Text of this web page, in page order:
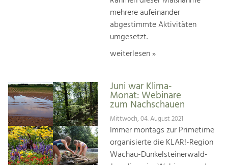
mehrere aufeinander
abgestimmte Aktivitäten
umgesetzt.
weiterlesen »
Juni war Klima-
Monat: Webinare
zum Nachschauen
Mittwoch, 04. August 2021
Immer montags zur Primetime
organisierte die KLAR!-Region
Wachau-Dunkelsteinerwald-